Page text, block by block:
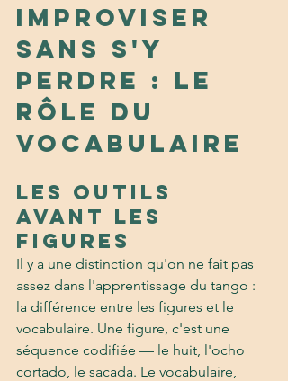
Improviser
sans s'y
perdre : le
rôle du
vocabulaire
Les outils
avant les
figures
Il y a une distinction qu'on ne fait pas
assez dans l'apprentissage du tango :
la différence entre les figures et le
vocabulaire. Une figure, c'est une
séquence codifiée — le huit, l'ocho
cortado, le sacada. Le vocabulaire,